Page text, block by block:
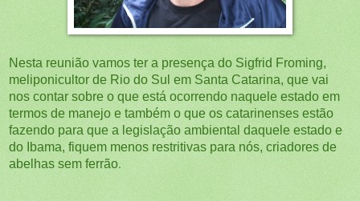
Nesta reunião vamos ter a presença do Sigfrid Froming,
meliponicultor de Rio do Sul em Santa Catarina, que vai
nos contar sobre o que está ocorrendo naquele estado em
termos de manejo e também o que os catarinenses estão
fazendo para que a legislação ambiental daquele estado e
do Ibama, fiquem menos restritivas para nós, criadores de
abelhas sem ferrão.